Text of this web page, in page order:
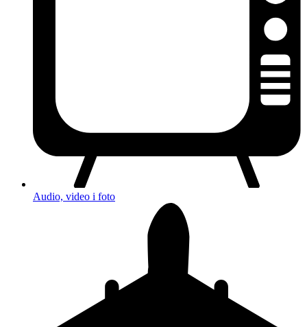
Audio, video i foto